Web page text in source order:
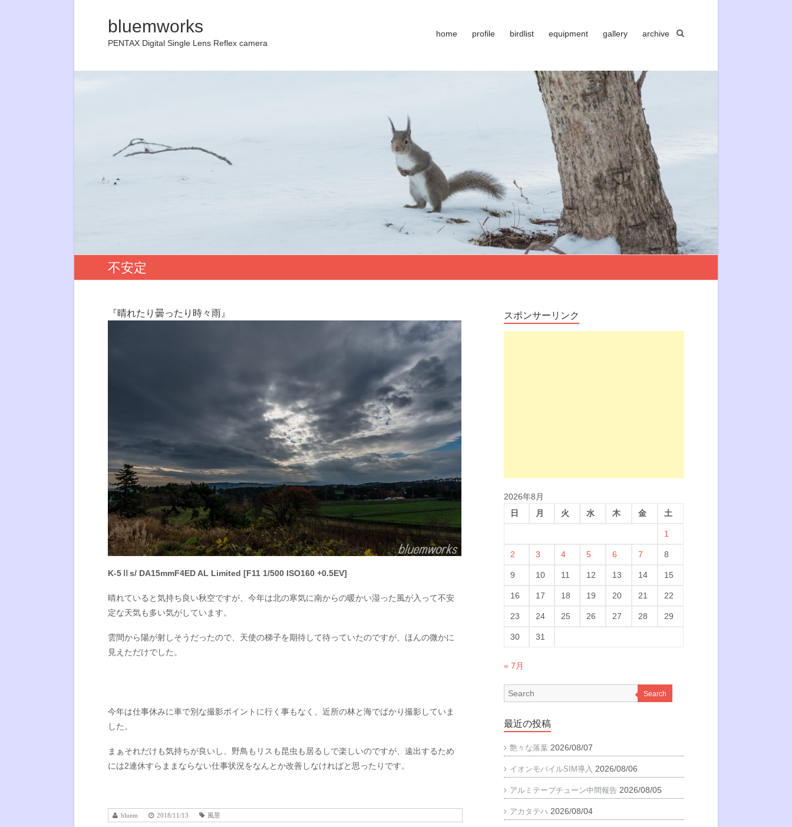
bluemworks
PENTAX Digital Single Lens Reflex camera
home profile birdlist equipment gallery archive
不安定
『晴れたり曇ったり時々雨』
K-5Ⅱs/ DA15mmF4ED AL Limited [F11 1/500 ISO160 +0.5EV]
晴れていると気持ち良い秋空ですが、今年は北の寒気に南からの暖かい湿った風が入って不安
定な天気も多い気がしています。
雲間から陽が射しそうだったので、天使の梯子を期待して待っていたのですが、ほんの微かに
見えただけでした。
今年は仕事休みに車で別な撮影ポイントに行く事もなく、近所の林と海でばかり撮影していま
した。
まぁそれだけも気持ちが良いし、野鳥もリスも昆虫も居るしで楽しいのですが、遠出するため
には2連休すらままならない仕事状況をなんとか改善しなければと思ったりです。
bluem 2018/11/13 風景
スポンサーリンク
2026年8月
日
月 火 水 木 金 土
1
2 3 4 5 6 7 8
9 10 11 12 13 14 15
16 17 18 19 20 21 22
23 24 25 26 27 28 29
30 31
« 7月
Search
最近の投稿
艶々な落葉 2026/08/07
イオンモバイルSIM導入 2026/08/06
アルミテープチューン中間報告 2026/08/05
アカタテハ 2026/08/04